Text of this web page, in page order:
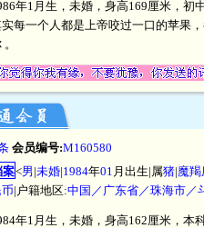
年1月生，未婚，身高169厘米，初
每一个人都是上帝咬过一口的苹果
会员编号:M160580
案<男|未婚|1984年01 月出生|属猪|魔羯
|户籍地区:中国／广东省／珠海市／
年1月生，未婚，身高162厘米，本